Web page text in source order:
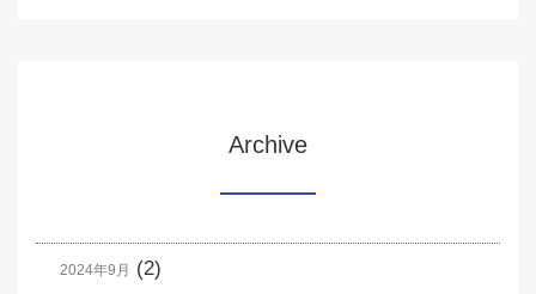
Archive
2024年9月 (2)